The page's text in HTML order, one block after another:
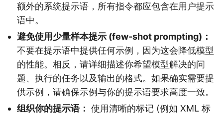
额外的系统提示语，所有指令都应包含在用户提示
语中。
避免使用少量样本提示 (few-shot prompting)：
不要在提示语中提供任何示例，因为这会降低模型
的性能。相反，请详细描述你希望模型解决的问
题、执行的任务以及输出的格式。如果确实需要提
供示例，请确保示例与你的提示语要求高度一致。
组织你的提示语： 使用清晰的标记 (例如 XML 标